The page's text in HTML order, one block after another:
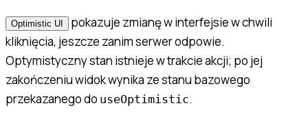
Optimistic UI
pokazuje zmianę w interfejsie w chwili
kliknięcia, jeszcze zanim serwer odpowie.
Optymistyczny stan istnieje w trakcie akcji; po jej
zakończeniu widok wynika ze stanu bazowego
przekazanego do useOptimistic.